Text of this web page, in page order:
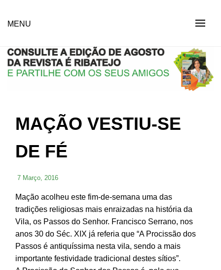
É RIBATEJO – REVISTA
SOCIAL ONLINE
MENU
MAÇÃO VESTIU-SE
DE FÉ
7 Março, 2016
Mação acolheu este fim-de-semana uma das
tradições religiosas mais enraizadas na história da
Vila, os Passos do Senhor. Francisco Serrano, nos
anos 30 do Séc. XIX já referia que “A Procissão dos
Passos é antiquíssima nesta vila, sendo a mais
importante festividade tradicional destes sítios”.